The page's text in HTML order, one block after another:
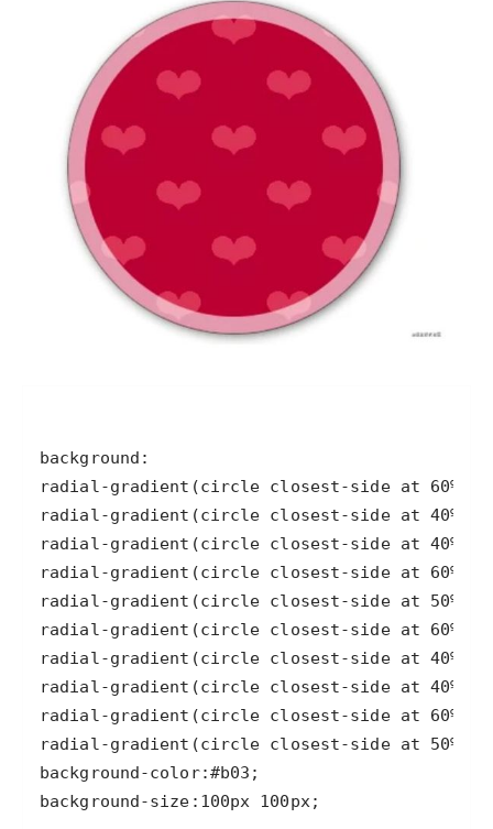
background-size:100px 100px;